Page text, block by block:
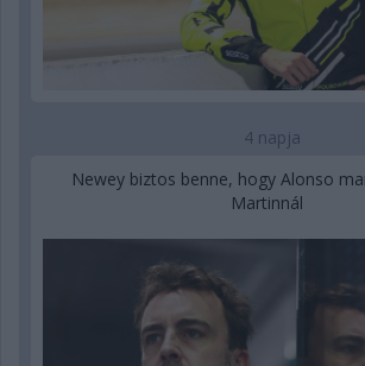
4 napja
Newey biztos benne, hogy Alonso
Martinnál